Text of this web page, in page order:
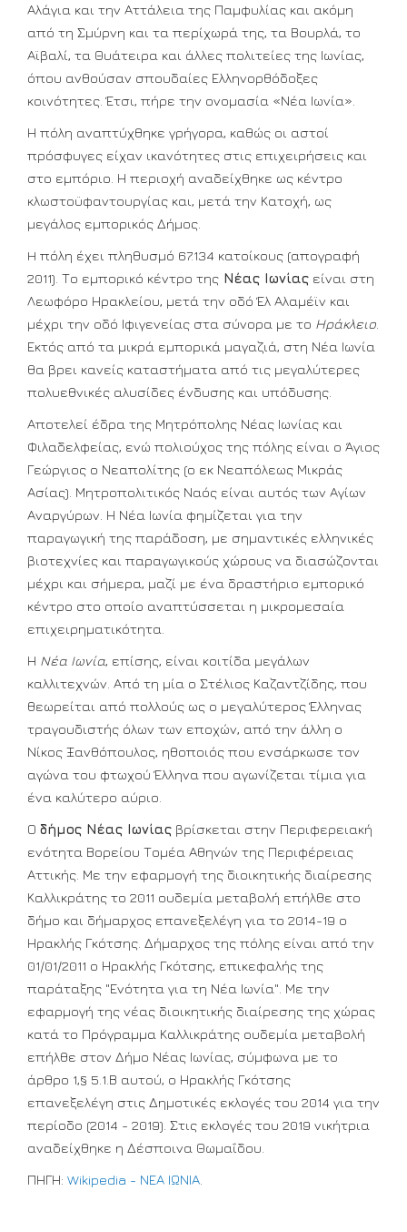
Αλάγια και την Αττάλεια της Παμφυλίας και ακόμη
από τη Σμύρνη και τα περίχωρά της, τα Βουρλά, το
Αϊβαλί, τα Θυάτειρα και άλλες πολιτείες της Ιωνίας,
όπου ανθούσαν σπουδαίες Ελληνορθόδοξες
κοινότητες. Έτσι, πήρε την ονομασία «Νέα Ιωνία».
Η πόλη αναπτύχθηκε γρήγορα, καθώς οι αστοί
πρόσφυγες είχαν ικανότητες στις επιχειρήσεις και
στο εμπόριο. Η περιοχή αναδείχθηκε ως κέντρο
κλωστοϋφαντουργίας και, μετά την Κατοχή, ως
μεγάλος εμπορικός Δήμος.
H πόλη έχει πληθυσμό 67.134 κατοίκους (απογραφή
2011). Το εμπορικό κέντρο της Νέας Ιωνίας είναι στη
Λεωφόρο Ηρακλείου, μετά την οδό Έλ Αλαμέϊν και
μέχρι την οδό Ιφιγενείας στα σύνορα με το Ηράκλειο
Εκτός από τα μικρά εμπορικά μαγαζιά, στη Νέα Ιωνία
θα βρει κανείς καταστήματα από τις μεγαλύτερες
πολυεθνικές αλυσίδες ένδυσης και υπόδυσης.
Αποτελεί έδρα της Μητρόπολης Νέας Ιωνίας και
Φιλαδελφείας, ενώ πολιούχος της πόλης είναι ο Άγιος
Γεώργιος ο Νεαπολίτης (ο εκ Νεαπόλεως Μικράς
Ασίας). Μητροπολιτικός Ναός είναι αυτός των Αγίων
Αναργύρων. Η Νέα Ιωνία φημίζεται για την
παραγωγική της παράδοση, με σημαντικές ελληνικές
βιοτεχνίες και παραγωγικούς χώρους να διασώζονται
μέχρι και σήμερα, μαζί με ένα δραστήριο εμπορικό
κέντρο στο οποίο αναπτύσσεται η μικρομεσαία
επιχειρηματικότητα.
Η Νέα Ιωνία, επίσης, είναι κοιτίδα μεγάλων
καλλιτεχνών. Από τη μία ο Στέλιος Καζαντζίδης, που
θεωρείται από πολλούς ως ο μεγαλύτερος Έλληνας
τραγουδιστής όλων των εποχών, από την άλλη ο
Νίκος Ξανθόπουλος, ηθοποιός που ενσάρκωσε τον
αγώνα του φτωχού Έλληνα που αγωνίζεται τίμια για
ένα καλύτερο αύριο.
Ο δήμος Νέας Ιωνίας βρίσκεται στην Περιφερειακή
ενότητα Βορείου Τομέα Αθηνών της Περιφέρειας
Αττικής. Με την εφαρμογή της διοικητικής διαίρεσης
Καλλικράτης το 2011 ουδεμία μεταβολή επήλθε στο
δήμο και δήμαρχος επανεξελέγη για το 2014-19 ο
Ηρακλής Γκότσης. Δήμαρχος της πόλης είναι από την
01/01/2011 ο Ηρακλής Γκότσης, επικεφαλής της
παράταξης "Ενότητα για τη Νέα Ιωνία". Με την
εφαρμογή της νέας διοικητικής διαίρεσης της χώρας
κατά το Πρόγραμμα Καλλικράτης ουδεμία μεταβολή
επήλθε στον Δήμο Νέας Ιωνίας, σύμφωνα με το
άρθρο 1,§ 5.1.Β αυτού, ο Ηρακλής Γκότσης
επανεξελέγη στις Δημοτικές εκλογές του 2014 για την
περίοδο (2014 - 2019). Στις εκλογές του 2019 νικήτρια
αναδείχθηκε η Δέσποινα Θωμαΐδου.
ΠΗΓΗ: Wikipedia - ΝΕΑ ΙΩΝΙΑ